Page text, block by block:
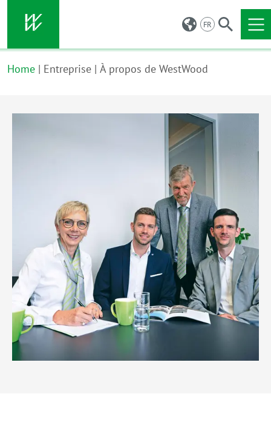
FR
Home Entreprise À propos de WestWood